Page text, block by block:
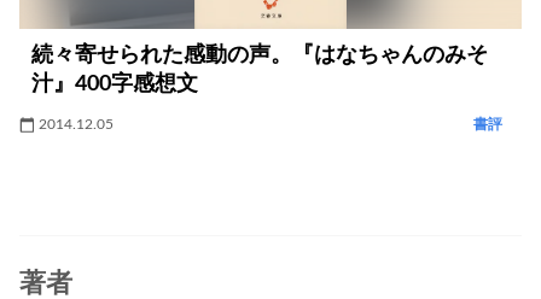
続々寄せられた感動の声。『はなちゃんのみそ
汁』400字感想文
2014.12.05 書評
著者